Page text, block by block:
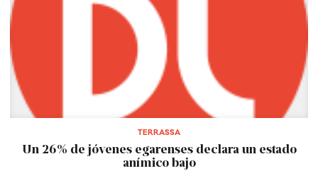
TERRASSA
Un 26% de jóvenes egarenses declara un estado
anímico bajo